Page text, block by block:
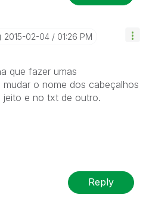
‎2015-02-04 01:26 PM
que fazer umas
o nome dos cabeçalhos
e no txt de outro.
Reply